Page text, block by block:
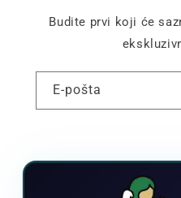
Budite prvi koji će
E-pošta